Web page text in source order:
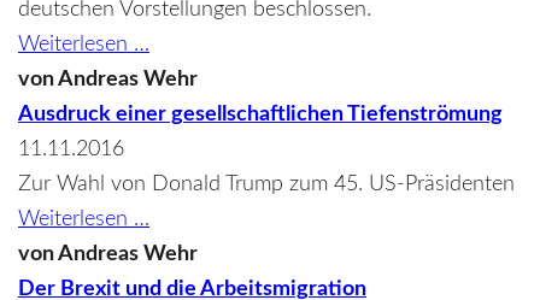
die
deutschen Vorstellungen beschlossen.
Weiterlesen …
misslungene
Währungsunion
vonAndreas Wehr
Ausdruck einer gesellschaftlichen Tiefenströmung
11.11.2016
Zur Wahl von Donald Trump zum 45. US-Präsidenten
Weiterlesen …
einer
gesellschaftlichen
vonAndreas Wehr
Der Brexit und die Arbeitsmigration